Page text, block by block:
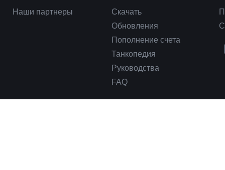
Наши партнеры
Скачать
Обновления
Пополнение счета
Танкопедия
Руководства
FAQ